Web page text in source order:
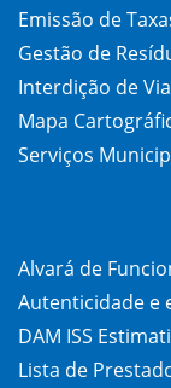
Emissão de
Gestão de
Interdição de
Mapa
Serviços
Alvará de
Autenticidade e
DAM ISS
Lista de